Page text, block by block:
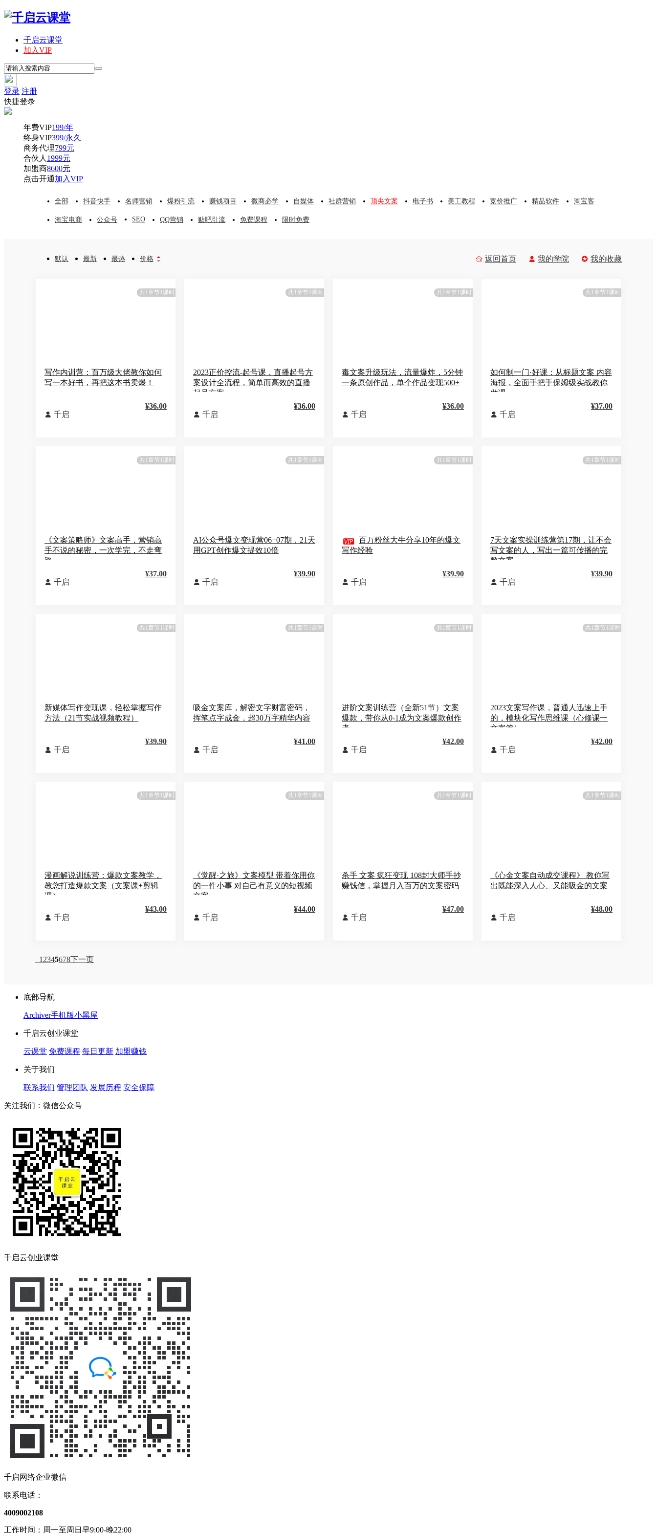
千启云课堂
加入VIP
登录 注册
快捷登录
年费VIP199/年
终身VIP399/永久
商务代理799元
合伙人 1999元
加盟商8600元
点击开通加入VIP
全部 抖音快手 名师营销 爆粉引流 赚钱项目 微商必学 自媒体 社群营销 顶尖文案 电子书 美工教程 竞价推广 精品软件 淘宝客
淘宝电商 公众号 SEO QQ营销 贴吧引流 免费课程 限时免费
 返回首页  我的学院  我的收藏
默认 最新 最热 价格 

共1章节1课时
写作内训营：百万级大佬教你如何
写一本好书，再把这本书卖爆！
 千启
¥36.00
共1章节1课时
2023正价控流-起号课，直播起号方
案设计全流程，简单而高效的直播
起号方案
 千启
¥36.00
共1章节1课时
毒文案升级玩法，流量爆炸，5分钟
一条原创作品，单个作品变现500+
 千启
¥36.00
共1章节1课时
如何制一门·好课：从标题文案 内容
海报，全面手把手保姆级实战教你
做课
 千启
¥37.00
共1章节1课时
《文案策略师》文案高手，营销高
手不说的秘密，一次学完，不走弯
路
 千启
¥37.00
共1章节1课时
AI公众号爆文变现营06+07期，21天
用GPT创作爆文提效10倍
 千启
¥39.90
共1章节1课时
 百万粉丝大牛分享10年的爆文
写作经验
 千启
¥39.90
共1章节1课时
7天文案实操训练营第17期，让不会
写文案的人，写出一篇可传播的完
整文案
 千启
¥39.90
共1章节1课时
新媒体写作变现课，轻松掌握写作
方法（21节实战视频教程）
 千启
¥39.90
共1章节1课时
吸金文案库，解密文字财富密码，
挥笔点字成金，超30万字精华内容
 千启
¥41.00
共1章节1课时
进阶文案训练营（全新51节）文案
爆款，带你从0-1成为文案爆款创作
者
 千启
¥42.00
共1章节1课时
2023文案写作课，普通人迅速上手
的，模块化写作思维课（心修课一
文案篇）
 千启
¥42.00
共1章节1课时
漫画解说训练营：爆款文案教学，
教您打造爆款文案（文案课+剪辑
课）
 千启
¥43.00
共1章节1课时
《觉醒·之旅》文案模型 带着你用你
的一件小事 对自己有意义的短视频
文案
 千启
¥44.00
共1章节1课时
杀手 文案 疯狂变现 108封大师手抄
赚钱信，掌握月入百万的文案密码
 千启
¥47.00
共1章节1课时
《心金文案自动成交课程》 教你写
出既能深入人心、又能吸金的文案
 千启
¥48.00
1 2345678下一页
底部导航
Archiver手机版小黑屋
千启云创业课堂
云课堂 免费课程 每日更新 加盟赚钱
关于我们
联系我们 管理团队 发展历程 安全保障
关注我们：微信公众号
千启云创业课堂
千启网络企业微信
联系电话：
4009002108
工作时间：周一至周日早9:00-晚22:00